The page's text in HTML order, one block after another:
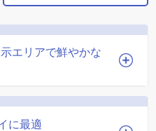
エリアで鮮やかな
に最適